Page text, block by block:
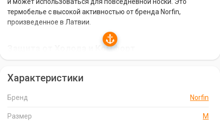
термобелье с высокой активностью от бренда Norfin,
произведенное в Латвии.
Защита от Холода и Комфорт
Thermo Line Sport надежно защищает от холода во время
быстро отводит испарения от тела, а также эффективно
условиях.
Характеристики
Бренд Norfin
Размер M